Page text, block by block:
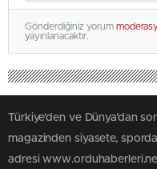
Gönderdiğiniz yorum
yayınlanacaktır.
Türkiye'den ve Dünya’dan
magazinden siyasete,
adresi